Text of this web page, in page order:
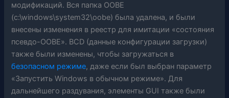
модификаций. Вся папка OOBE
(c:\windows\system32\oobe) была удалена, и были
внесены изменения в реестр для имитации «состояния
псевдо-OOBE». BCD (данные конфигурации загрузки)
также были изменены, чтобы загружаться в
безопасном режиме, даже если был выбран параметр
«Запустить Windows в обычном режиме». Для
дальнейшего раздувания, элементы GUI также были